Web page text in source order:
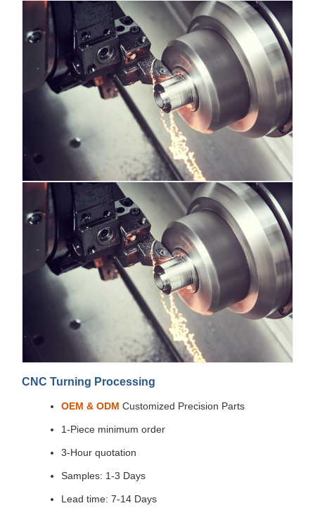
CNC Turning Processing
OEM & ODM Customized Precision Parts
1-Piece minimum order
3-Hour quotation
Samples: 1-3 Days
Lead time: 7-14 Days